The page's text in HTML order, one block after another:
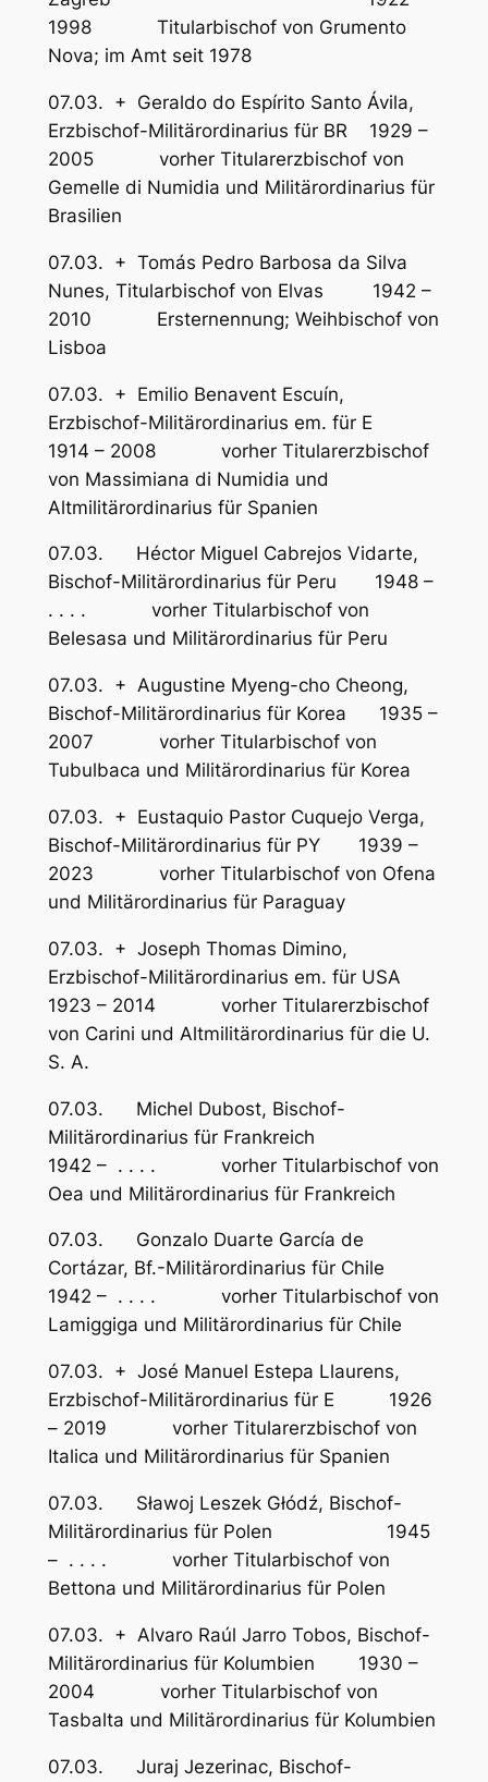
1998 Titularbischof von Grumento
Nova; im Amt seit 1978
07.03. + Geraldo do Espírito Santo Ávila,
Erzbischof-Militärordinarius für BR 1929 –
2005 vorher Titularerzbischof von
Gemelle di Numidia und Militärordinarius für
Brasilien
07.03. + Tomás Pedro Barbosa da Silva
Nunes, Titularbischof von Elvas 1942 –
2010 Ersternennung; Weihbischof von
Lisboa
07.03. + Emilio Benavent Escuín,
Erzbischof-Militärordinarius em. für E
1914 – 2008 vorher Titularerzbischof
von Massimiana di Numidia und
Altmilitärordinarius für Spanien
07.03. Héctor Miguel Cabrejos Vidarte,
Bischof-Militärordinarius für Peru 1948 –
. . . . vorher Titularbischof von
Belesasa und Militärordinarius für Peru
07.03. + Augustine Myeng-cho Cheong,
Bischof-Militärordinarius für Korea 1935 –
2007 vorher Titularbischof von
Tubulbaca und Militärordinarius für Korea
07.03. + Eustaquio Pastor Cuquejo Verga,
Bischof-Militärordinarius für PY 1939 –
2023 vorher Titularbischof von Ofena
und Militärordinarius für Paraguay
07.03. + Joseph Thomas Dimino,
Erzbischof-Militärordinarius em. für USA
1923 – 2014 vorher Titularerzbischof
von Carini und Altmilitärordinarius für die U.
S. A.
07.03. Michel Dubost, Bischof-
Militärordinarius für Frankreich
1942 – . . . . vorher Titularbischof von
Oea und Militärordinarius für Frankreich
07.03. Gonzalo Duarte García de
Cortázar, Bf.-Militärordinarius für Chile
1942 – . . . . vorher Titularbischof von
Lamiggiga und Militärordinarius für Chile
07.03. + José Manuel Estepa Llaurens,
Erzbischof-Militärordinarius für E 1926
– 2019 vorher Titularerzbischof von
Italica und Militärordinarius für Spanien
07.03. Sławoj Leszek Głódź, Bischof-
Militärordinarius für Polen 1945
– . . . . vorher Titularbischof von
Bettona und Militärordinarius für Polen
07.03. + Alvaro Raúl Jarro Tobos, Bischof-
Militärordinarius für Kolumbien 1930 –
2004 vorher Titularbischof von
Tasbalta und Militärordinarius für Kolumbien
07.03. Juraj Jezerinac, Bischof-